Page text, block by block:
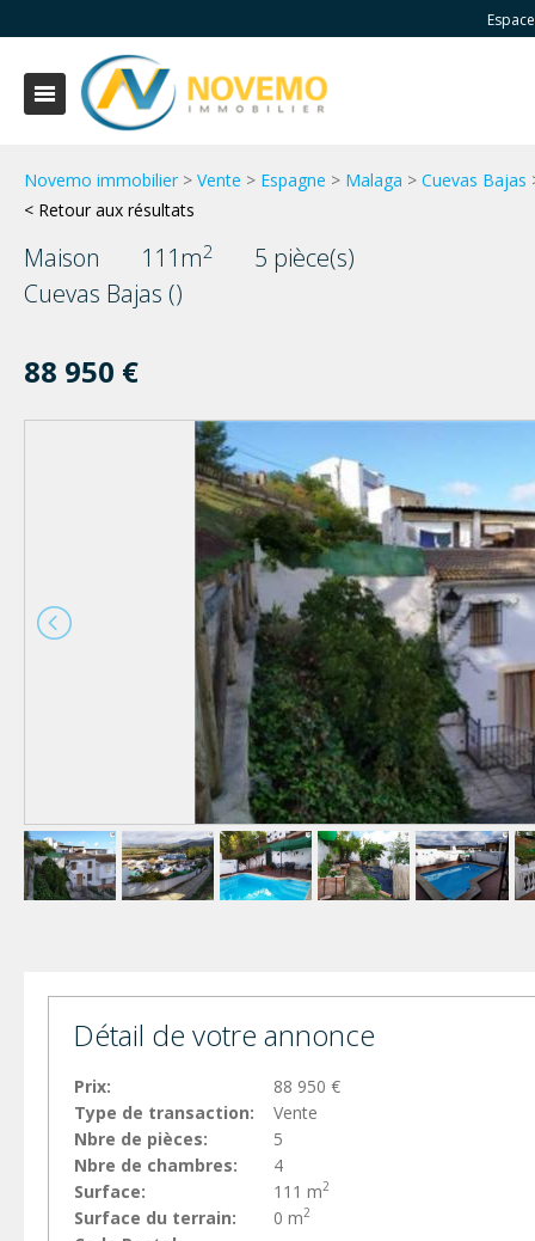
Novemo immobilier > Vente > Espagne > Malaga > Cuevas Bajas
< Retour aux résultats
Maison 111m2
5 pièce(s)
Cuevas Bajas ()
88 950 €
Détail de votre annonce
Prix:
88 950 €
Type de transaction:
Vente
Nbre de pièces:
5
Nbre de chambres:
4
Surface:
111 m2
Surface du terrain: 0 m2